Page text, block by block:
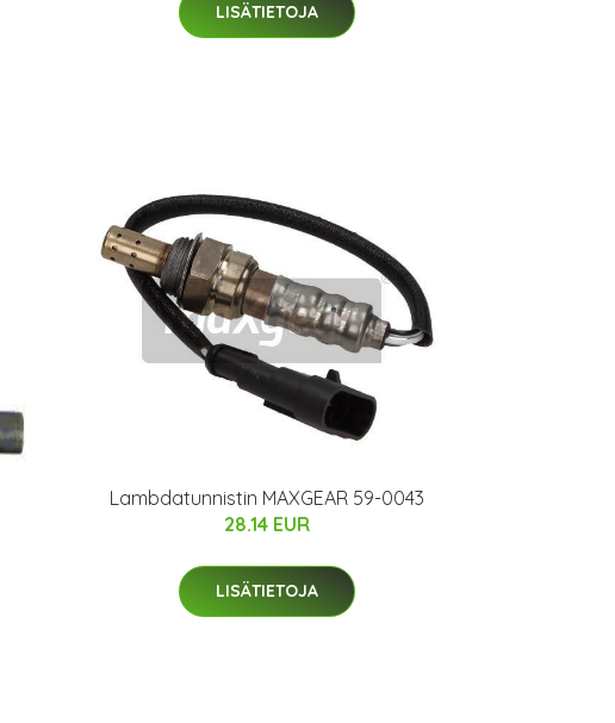
LISÄTIETOJA
Lambdatunnistin MAXGEAR 59-0043
28.14 EUR
LISÄTIETOJA